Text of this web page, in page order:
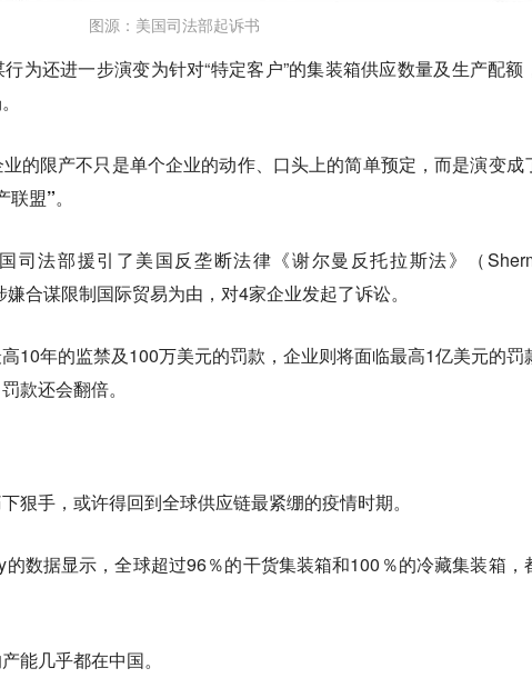
图源：美国司法部起诉书
为还进一步演变为针对“特定客户”的集装箱供应数量及生产配额
的限产不只是单个企业的动作、口头上的简单预定，而是演变成
联盟”。
司法部援引了美国反垄断法律《谢尔曼反托拉斯法》（
合谋限制国际贸易为由，对4家企业发起了诉讼。
10年的监禁及100万美元的罚款，企业则将面临最高1亿美元的罚
款还会翻倍。
狠手，或许得回到全球供应链最紧绷的疫情时期。
数据显示，全球超过96％的干货集装箱和100％的冷藏集装箱，
能几乎都在中国。